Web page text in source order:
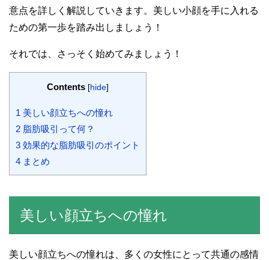
意点を詳しく解説していきます。美しい小顔を手に入れる
ための第一歩を踏み出しましょう！
それでは、さっそく始めてみましょう！
Contents [hide]
1 美しい顔立ちへの憧れ
2 脂肪吸引って何？
3 効果的な脂肪吸引のポイント
4 まとめ
美しい顔立ちへの憧れ
美しい顔立ちへの憧れは、多くの女性にとって共通の感情